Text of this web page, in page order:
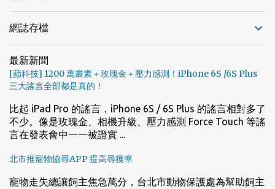
網誌存檔
最新新聞
[蘋科技] 1200 萬畫素＋玫瑰金＋壓力感測！iPhone 6S /6S Plus
三大謠言全部都是真的！
比起 iPad Pro 的謠言，iPhone 6S / 6S Plus 的謠言相對多了
不少。像是玫瑰金、相機升級、壓力感測 Force Touch 等謠
言在發表會中一一被證實 ...
北市推寵物協尋APP 提高尋獲率
寵物走失總讓飼主焦急萬分，台北市動物保護處為幫助飼主